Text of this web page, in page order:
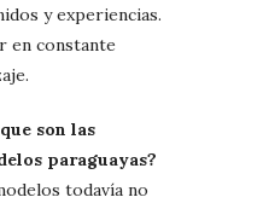
y experiencias.
en constante
son las
paraguayas?
todavía no